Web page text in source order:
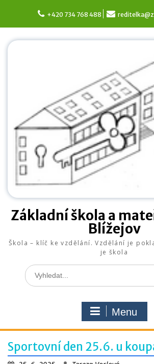
content
+420 734 768 488
Základní škola a
Blížejov
Škola – klíč ke vzdělání. Vzdělání je
je škola
Search
for:
Menu
Sportovní den 25.6. u